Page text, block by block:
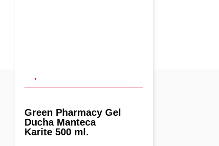
Green Pharmacy Gel
Ducha Manteca
Karite 500 ml.